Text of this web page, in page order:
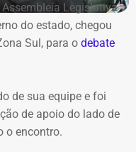
Legislativa
do estado, chegou
Sul, para o debate
de sua equipe e foi
de apoio do lado de
o encontro.